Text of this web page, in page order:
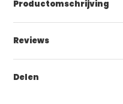
Productomschrijving
Reviews
Delen